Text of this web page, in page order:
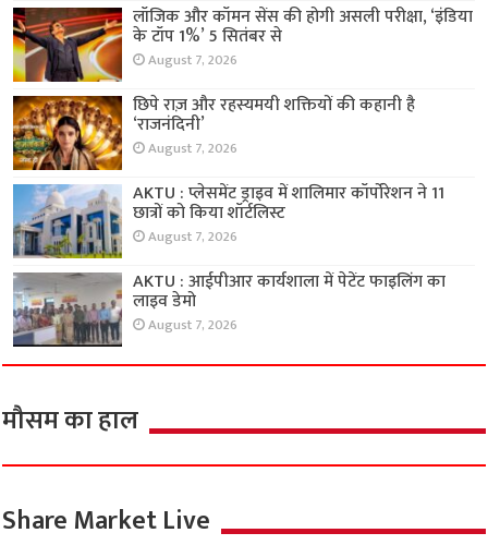
लॉजिक और कॉमन सेंस की होगी असली परीक्षा, ‘इंडिया
के टॉप 1%’ 5 सितंबर से
August 7, 2026
छिपे राज़ और रहस्यमयी शक्तियों की कहानी है
‘राजनंदिनी’
August 7, 2026
AKTU : प्लेसमेंट ड्राइव में शालिमार कॉर्पोरेशन ने 11
छात्रों को किया शॉर्टलिस्ट
August 7, 2026
AKTU : आईपीआर कार्यशाला में पेटेंट फाइलिंग का
लाइव डेमो
August 7, 2026
मौसम का हाल
Share Market Live